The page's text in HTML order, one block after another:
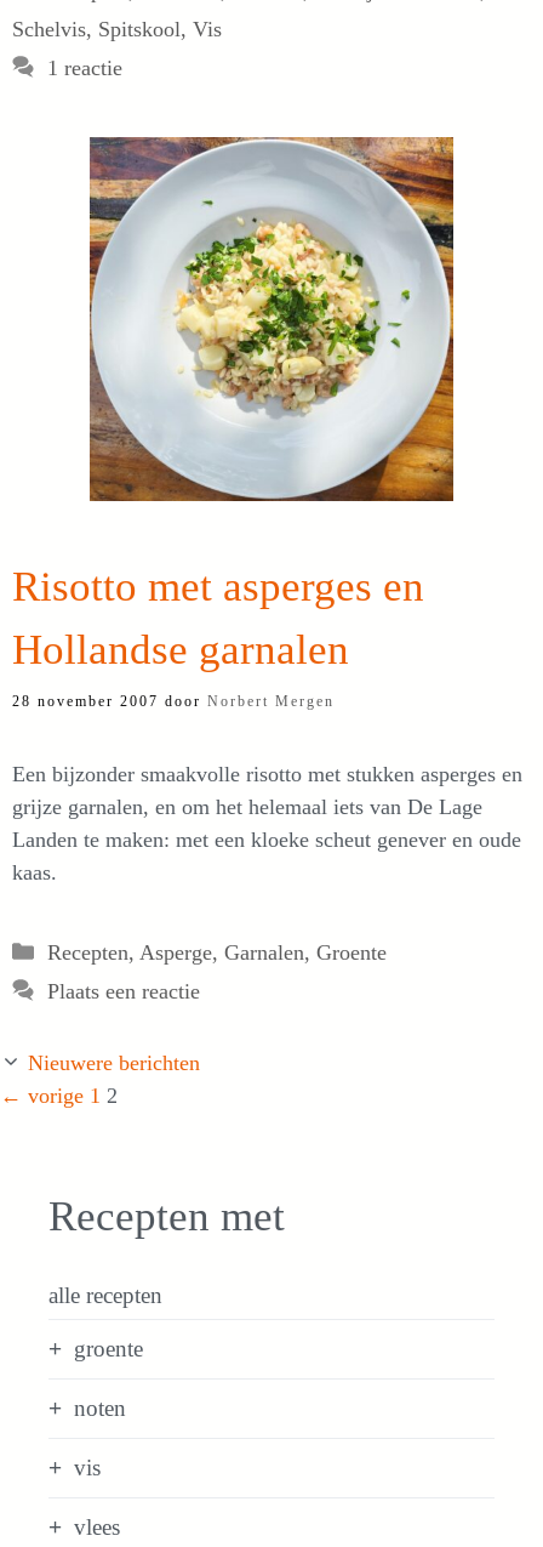
Schelvis, Spitskool, Vis
1 reactie
Risotto met asperges en
Hollandse garnalen
28 november 2007 door Norbert Mergen
Een bijzonder smaakvolle risotto met stukken asperges en
grijze garnalen, en om het helemaal iets van De Lage
Landen te maken: met een kloeke scheut genever en oude
kaas.
Categorieën
Recepten, Asperge, Garnalen, Groente
Plaats een reactie
Nieuwere berichten
← vorige Pagina
1 Pagina
2
Recepten met
alle recepten
groente
noten
vis
vlees